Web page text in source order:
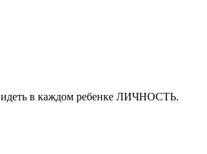
видеть в каждом ребенке ЛИЧНОСТЬ.